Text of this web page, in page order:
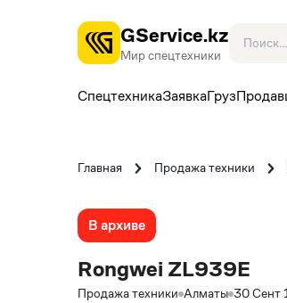
GService.kz
Мир спецтехники
СпецтехникаЗаявкаГруз
Главная Продажа техники
В архиве
Rongwei ZL939E
Продажа техники Алматы 30 Сент